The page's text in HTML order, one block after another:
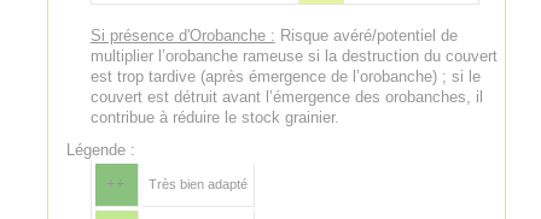
Si présence d'Orobanche : Risque avéré/potentiel de
multiplier l’orobanche rameuse si la destruction du couvert
est trop tardive (après émergence de l’orobanche) ; si le
couvert est détruit avant l’émergence des orobanches, il
contribue à réduire le stock grainier.
Légende :
++
Très bien adapté